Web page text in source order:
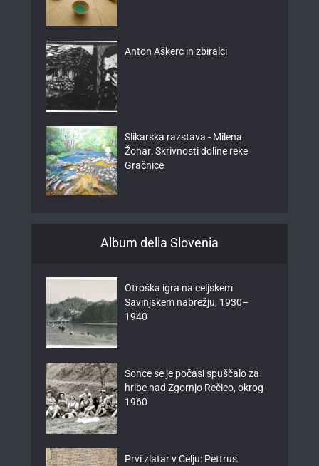
Anton Aškerc in zbiralci
Slikarska razstava - Milena
Žohar: Skrivnosti doline reke
Gračnice
Album della Slovenia
Otroška igra na celjskem
Savinjskem nabrežju, 1930–
1940
Sonce se je počasi spuščalo za
hribe nad Zgornjo Rečico, okrog
1960
Prvi zlatar v Celju: Pettrus